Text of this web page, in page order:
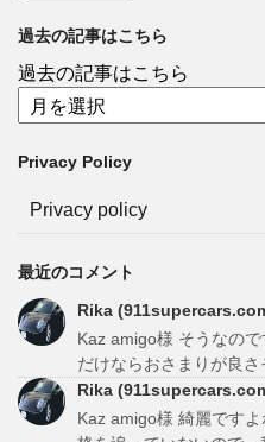
過去の記事はこちら
過去の記事はこちら
Privacy Policy
Privacy policy
最近のコメント
Rika
Kaz amigo様 そうなの
だけならおさまりが良
Rika
Kaz amigo様 綺麗です